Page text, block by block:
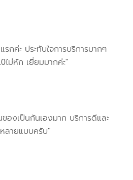
กค่ะ ประทับใจการบริการมากๆ
ไม่หัก เยี่ยมมากค่ะ"
งเป็นกันเองมาก บริการดีและ
ลายแบบครับ"